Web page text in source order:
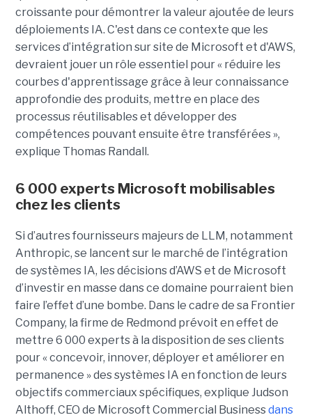
croissante pour démontrer la valeur ajoutée de leurs
déploiements IA. C'est dans ce contexte que les
services d’intégration sur site de Microsoft et d'AWS,
devraient jouer un rôle essentiel pour « réduire les
courbes d'apprentissage grâce à leur connaissance
approfondie des produits, mettre en place des
processus réutilisables et développer des
compétences pouvant ensuite être transférées »,
explique Thomas Randall.
6 000 experts Microsoft mobilisables
chez les clients
Si d’autres fournisseurs majeurs de LLM, notamment
Anthropic, se lancent sur le marché de l’intégration
de systèmes IA, les décisions d’AWS et de Microsoft
d’investir en masse dans ce domaine pourraient bien
faire l’effet d’une bombe. Dans le cadre de sa Frontier
Company, la firme de Redmond prévoit en effet de
mettre 6 000 experts à la disposition de ses clients
pour « concevoir, innover, déployer et améliorer en
permanence » des systèmes IA en fonction de leurs
objectifs commerciaux spécifiques, explique Judson
Althoff, CEO de Microsoft Commercial Businessdans